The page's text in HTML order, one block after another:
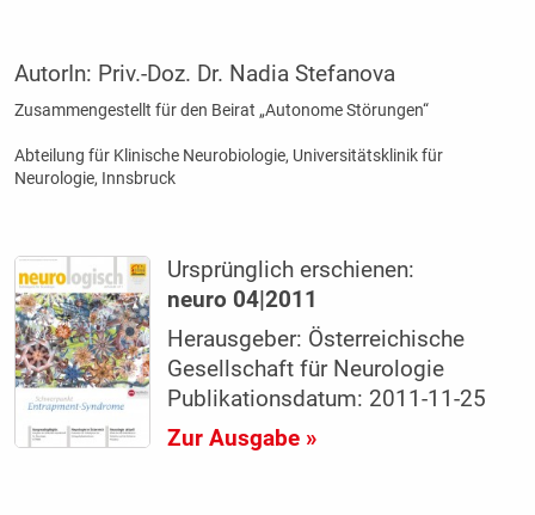
AutorIn: Priv.-Doz. Dr. Nadia Stefanova
Zusammengestellt für den Beirat „Autonome Störungen“
Abteilung für Klinische Neurobiologie, Universitätsklinik für
Neurologie, Innsbruck
Ursprünglich erschienen:
neuro 04|2011
Herausgeber: Österreichische
Gesellschaft für Neurologie
Publikationsdatum: 2011-11-25
Zur Ausgabe »